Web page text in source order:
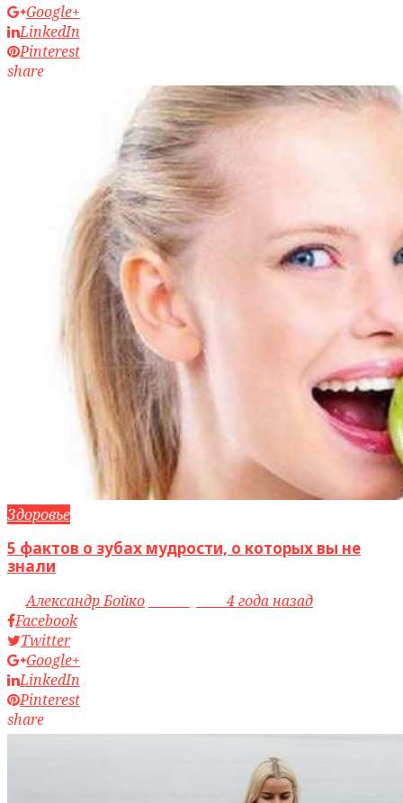
Google+
LinkedIn
Pinterest
share
Здоровье
5 фактов о зубах мудрости, о которых вы не
знали
byАлександр Бойко
4 года назад
Facebook
Twitter
Google+
LinkedIn
Pinterest
share